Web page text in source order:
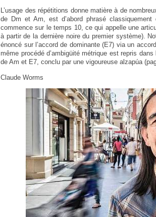
L’usage des répétitions donne matière à de
de Dm et Am, est d’abord phrasé
commence sur le temps 10, ce qui appelle une
à partir de la dernière noire du premier système).
énoncé sur l’accord de dominante (E7) via un
même procédé d’ambigüité métrique est repris
de Am et E7, conclu par une vigoureuse alzapúa
Claude Worms